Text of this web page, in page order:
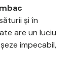
și în
are un luciu
impecabil,